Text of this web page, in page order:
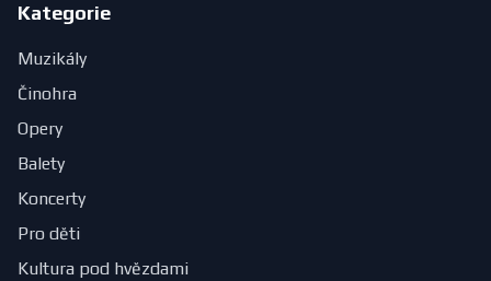
Kategorie
Muzikály
Činohra
Opery
Balety
Koncerty
Pro děti
Kultura pod hvězdami